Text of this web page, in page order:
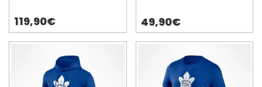
119,90€ 49,90€